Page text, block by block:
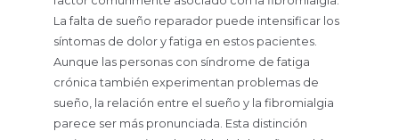
La falta de sueño reparador puede intensificar los
síntomas de dolor y fatiga en estos pacientes.
Aunque las personas con síndrome de fatiga
crónica también experimentan problemas de
sueño, la relación entre el sueño y la fibromialgia
parece ser más pronunciada. Esta distinción